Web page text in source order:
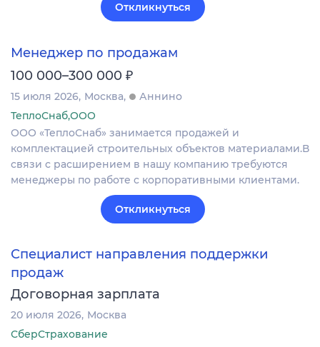
Откликнуться
Менеджер по продажам
100 000–300 000 ₽
15 июля 2026 Москва
Аннино
ТеплоСнаб,ООО
ООО «ТеплоСнаб» занимается продажей и
комплектацией строительных объектов материалами.В
связи с расширением в нашу компанию требуются
менеджеры по работе с корпоративными клиентами.
Откликнуться
Специалист направления поддержки
продаж
Договорная зарплата
20 июля 2026 Москва
СберСтрахование